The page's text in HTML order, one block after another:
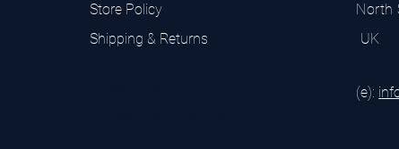
Store Policy
Shipping & Returns
North
UK
(e): i